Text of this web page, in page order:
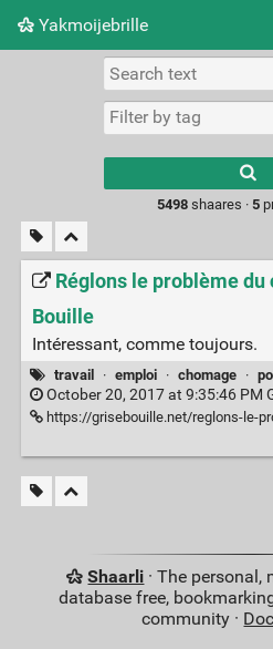
Yakmoijebrille
Picture wall
5498shaares · 5
Réglons le problème du
Bouille
Intéressant, comme toujours.
travail · emploi · chomage ·
October 20, 2017 at 9:35:46 PM
https://grisebouille.net/reglons-le-
Shaarli · The
database free,
community ·